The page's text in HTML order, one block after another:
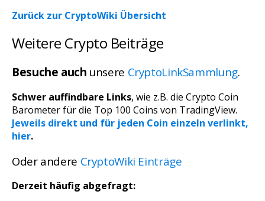
Zurück zur CryptoWiki Übersicht
Weitere Crypto Beiträge
Besuche auch unsere CryptoLinkSammlung.
Schwer auffindbare Links, wie z.B. die Crypto Coin
Barometer für die Top 100 Coins von TradingView.
Jeweils direkt und für jeden Coin einzeln verlinkt,
hier.
Oder andere CryptoWiki Einträge
Derzeit häufig abgefragt: